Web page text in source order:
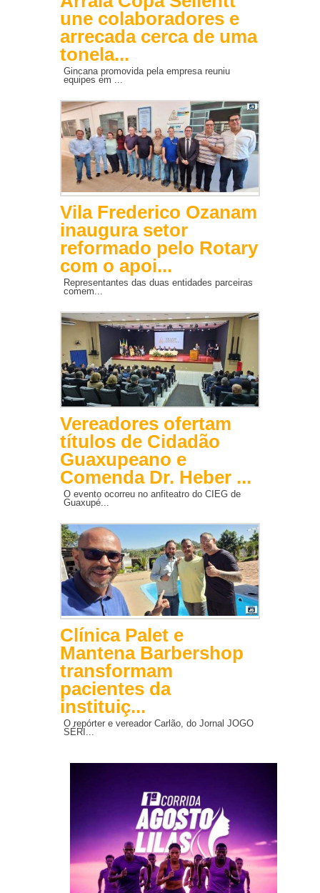
une colaboradores e
arrecada cerca de uma
tonela...
Gincana promovida pela empresa reuniu
equipes em ...
Vila Frederico Ozanam
inaugura setor
reformado pelo Rotary
com o apoi...
Representantes das duas entidades parceiras
comem...
Vereadores ofertam
títulos de Cidadão
Guaxupeano e
Comenda Dr. Heber ...
O evento ocorreu no anfiteatro do CIEG de
Guaxupé...
Clínica Palet e
Mantena Barbershop
transformam
pacientes da
instituiç...
O repórter e vereador Carlão, do Jornal JOGO
SÉRI...